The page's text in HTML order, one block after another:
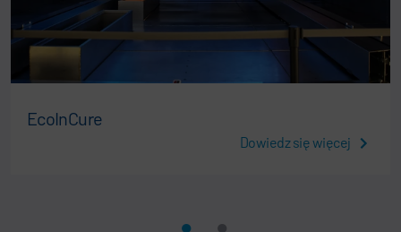
EcoInCure
Dowiedz się więcej